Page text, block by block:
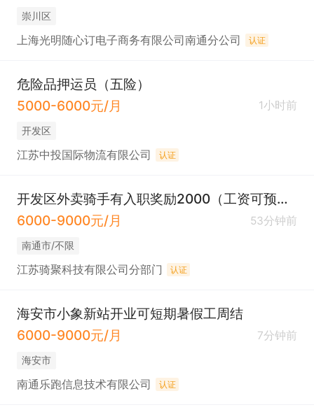
崇川区
上海光明随心订电子商务有限公司南通分公司 认证
危险品押运员（五险）
5000-6000元/月
1小时前
开发区
江苏中投国际物流有限公司 认证
开发区外卖骑手有入职奖励2000（工资可预支）
6000-9000元/月
53分钟前
南通市/不限
江苏骑聚科技有限公司分部门 认证
海安市小象新站开业可短期暑假工周结
6000-9000元/月
7分钟前
海安市
南通乐跑信息技术有限公司 认证